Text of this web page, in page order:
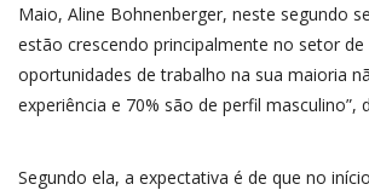
Maio, Aline Bohnenberger, neste segundo
estão crescendo principalmente no setor de
oportunidades de trabalho na sua maioria
experiência e 70% são de perfil masculino”,
Segundo ela, a expectativa é de que no